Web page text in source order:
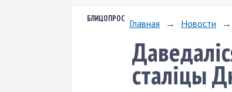
БЛИЦОПРОС Главная → Новости →
сталіцы